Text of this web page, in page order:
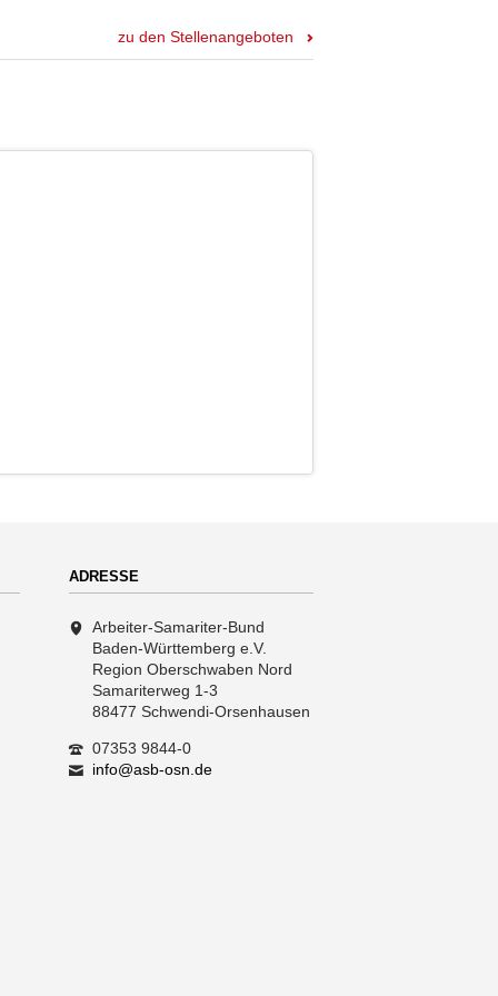
zu den Stellenangeboten
ADRESSE
Arbeiter-Samariter-Bund
Baden-Württemberg e.V.
Region Oberschwaben Nord
Samariterweg 1-3
88477 Schwendi-Orsenhausen
07353 9844-0
info@asb-osn.de